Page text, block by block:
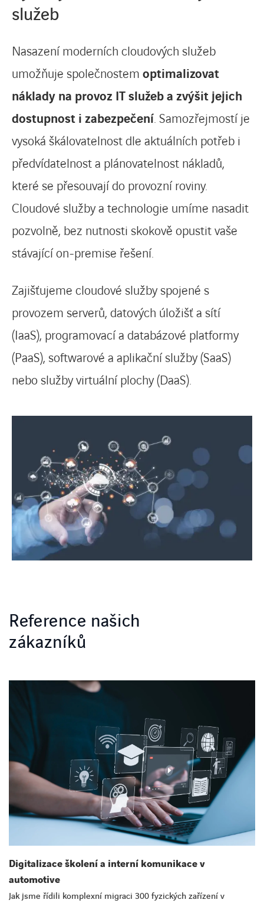
služeb
Nasazení moderních cloudových služeb
umožňuje společnostem optimalizovat
náklady na provoz IT služeb a zvýšit jejich
dostupnost i zabezpečení. Samozřejmostí je
vysoká škálovatelnost dle aktuálních potřeb i
předvídatelnost a plánovatelnost nákladů,
které se přesouvají do provozní roviny.
Cloudové služby a technologie umíme nasadit
pozvolně, bez nutnosti skokově opustit vaše
stávající on-premise řešení.
Zajišťujeme cloudové služby spojené s
provozem serverů, datových úložišť a sítí
(IaaS), programovací a databázové platformy
(PaaS), softwarové a aplikační služby (SaaS)
nebo služby virtuální plochy (DaaS).
Reference našich
zákazníků
Digitalizace školení a interní komunikace v
automotive
Jak jsme řídili komplexní migraci 300 fyzických zařízení v